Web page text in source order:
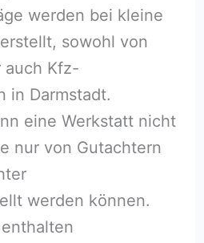
werden bei kleine
sowohl von
auch Kfz-
in Darmstadt.
eine Werkstatt nicht
nur von Gutachtern
werden können.